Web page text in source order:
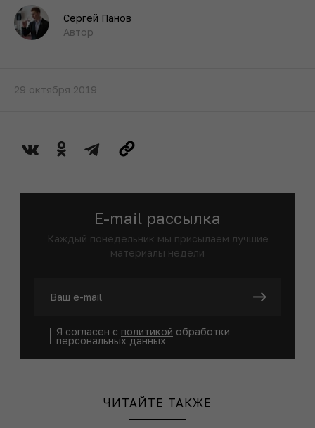
Сергей Панов
Автор
29 октября 2019
E-mail рассылка
Каждый понедельник мы присылаем лучшие
материалы недели
Я согласен с политикой обработки
персональных данных
ЧИТАЙТЕ ТАКЖЕ